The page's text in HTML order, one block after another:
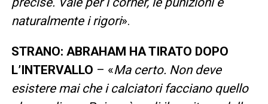
naturalmente i rigori».
STRANO: ABRAHAM HA TIRATO DOPO
L’INTERVALLO – «Ma certo. Non deve
esistere mai che i calciatori facciano quello